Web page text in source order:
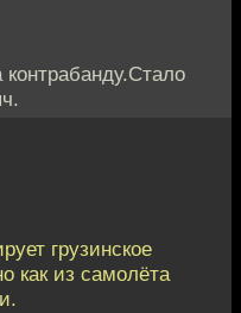
грузинское
как из самолёта